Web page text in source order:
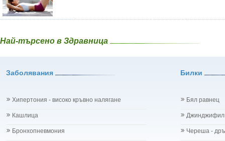
Най-търсено в Здравница
Заболявания Билки
Хипертония - високо кръвно налягане
Кашлица
Бронхопневмония
Бял равнец
Джинджифил
Череша -